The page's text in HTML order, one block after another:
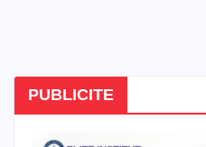
PUBLICITE